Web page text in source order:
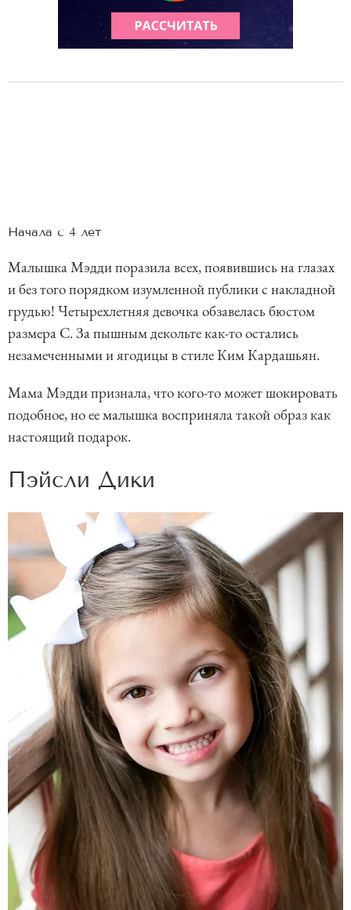
Начала с 4 лет
Малышка Мэдди поразила всех, появившись на глазах
и без того порядком изумленной публики с накладной
грудью! Четырехлетняя девочка обзавелась бюстом
размера C. За пышным декольте как-то остались
незамеченными и ягодицы в стиле Ким Кардашьян.
Мама Мэдди признала, что кого-то может шокировать
подобное, но ее малышка восприняла такой образ как
настоящий подарок.
Пэйсли Дики